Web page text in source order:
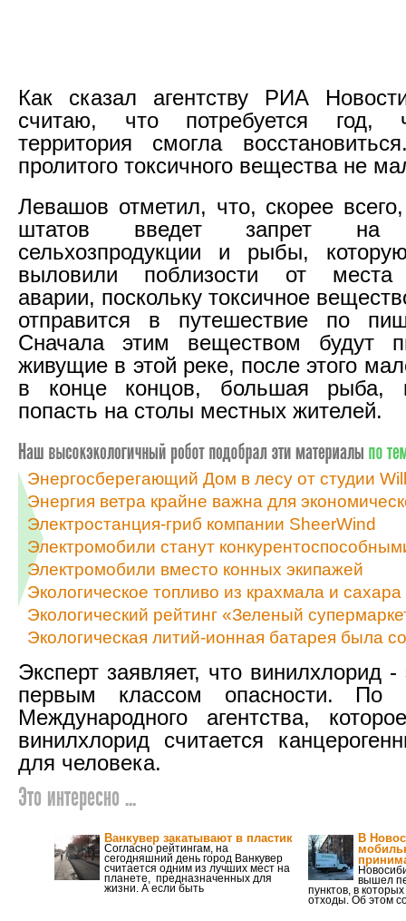
Как сказал агентству РИА
считаю, что потребуется год,
территория смогла
пролитого токсичного вещества не
Левашов отметил, что, скорее
штатов введет запрет на
сельхозпродукции и рыбы,
выловили поблизости от места
аварии, поскольку токсичное
отправится в путешествие по
Сначала этим веществом будут
живущие в этой реке, после этого
в конце концов, большая рыба,
попасть на столы местных жителей.
Энергосберегающий Дом в лесу от студии
Энергия ветра крайне важна для
Электростанция-гриб компании SheerWind
Электромобили станут
Электромобили вместо конных экипажей
Экологическое топливо из крахмала и сахара
Экологический рейтинг «Зеленый
Экологическая литий-ионная батарея была
Эксперт заявляет, что винилхлорид
первым классом опасности. По
Международного агентства,
винилхлорид считается
для человека.
Это интересно ...
Ванкувер закатывают в пластик
Согласно рейтингам, на
сегодняшний день город Ванкувер
считается одним из лучших мест на
планете, предназначенных для
жизни. А если быть
В
вышел
пунктов, в
отходы. Об этом